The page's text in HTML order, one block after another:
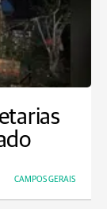
CAMPOS GERAIS